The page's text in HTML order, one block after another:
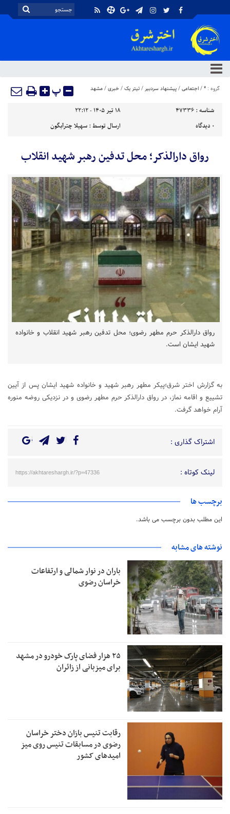
گروه : *
/اجتماعی/پیشنهاد سردبیر/تیتر یک/خبری/مشهد پ
شناسه : 47336
۱۸ تیر ۱۴۰۵ - ۲۲:۱۲
۰ دیدگاه ارسال توسط :سهیلا چترآبگون
رواق دارالذکر؛ محل تدفین رهبر شهید انقلاب
رواق دارالذکر حرم مطهر رضوی؛ محل تدفین رهبر شهید انقلاب و خانواده
شهید ایشان است.
به گزارش اختر شرق؛پیکر مطهر رهبر شهید و خانواده شهید ایشان پس از آیین
تشییع و اقامه نماز، در رواق دارالذکر حرم مطهر رضوی و در نزدیکی روضه منوره
آرام خواهد گرفت.
اشتراک گذاری :
لینک کوتاه : https://akhtareshargh.ir/?p=47336
برچسب ها
این مطلب بدون برچسب می باشد.
نوشته های مشابه
باران در نوار شمالی و ارتفاعات
خراسان رضوی
۲۵ هزار فضای پارک خودرو در مشهد
برای میزبانی از زائران
رقابت تنیس بازان دختر خراسان
رضوی در مسابقات تنیس روی میز
امیدهای کشور